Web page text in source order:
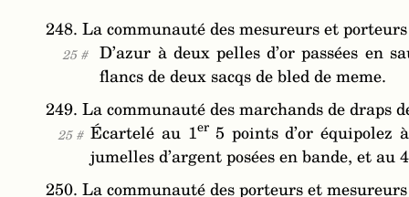
248. La communauté des mesureurs et
25 #
D’azur à deux pelles d’or passées en
flancs de deux sacqs de bled de meme.
249. La communauté des marchands de draps
25 # Écartelé au 1er5 points d’or équipolez
jumelles d’argent posées en bande, et au 4
250. La communauté des porteurs et